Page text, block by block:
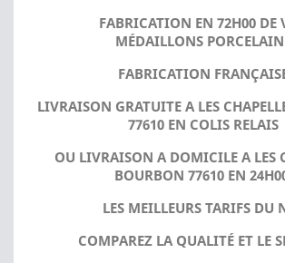
FABRICATION EN 72H00 DE
MÉDAILLONS
FABRICATION
LIVRAISON GRATUITE A LES
77610 EN COLIS RELAIS
OU LIVRAISON A DOMICILE A LES
BOURBON 77610 EN
LES MEILLEURS TARIFS DU
COMPAREZ LA QUALITÉ ET LE